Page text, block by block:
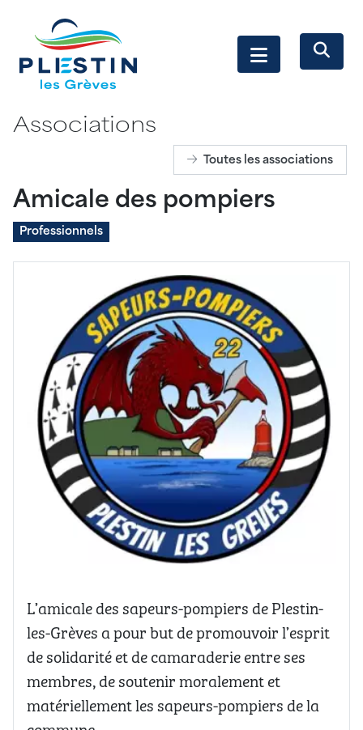
Associations
Toutes les associations
Amicale des pompiers
Professionnels
L’amicale des sapeurs-pompiers de Plestin-
les-Grèves a pour but de promouvoir l’esprit
de solidarité et de camaraderie entre ses
membres, de soutenir moralement et
matériellement les sapeurs-pompiers de la